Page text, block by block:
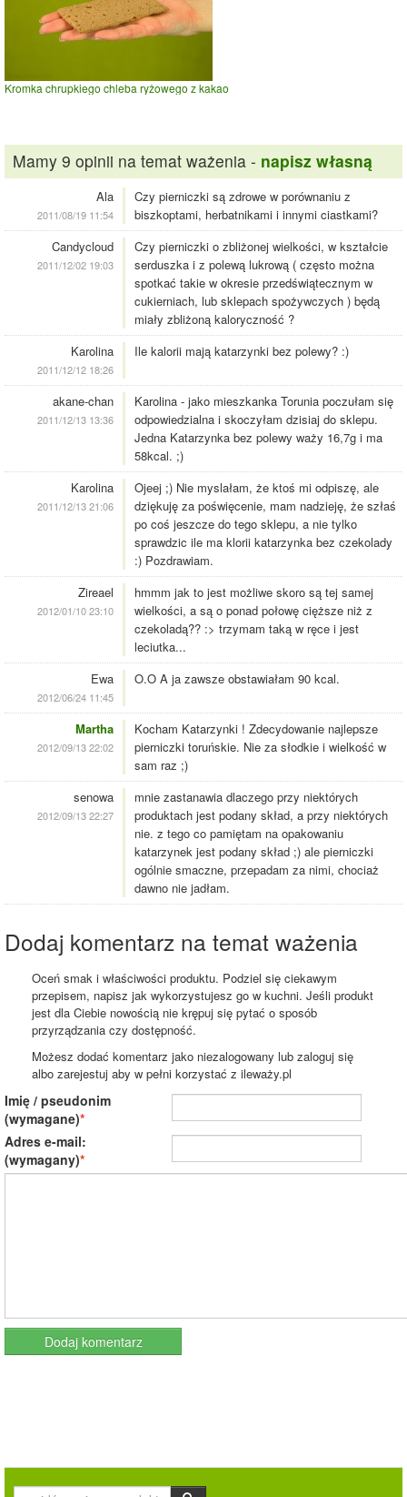
Kromka chrupkiego chleba ryżowego z kakao
Mamy 9 opinii na temat ważenia - napisz własną
Ala
2011/08/19 11:54
Czy pierniczki są zdrowe w porównaniu z
biszkoptami, herbatnikami i innymi ciastkami?
Candycloud
2011/12/02 19:03
Czy pierniczki o zbliżonej wielkości, w kształcie
serduszka i z polewą lukrową ( często można
spotkać takie w okresie przedświątecznym w
cukierniach, lub sklepach spożywczych ) będą
miały zbliżoną kaloryczność ?
Karolina
2011/12/12 18:26
Ile kalorii mają katarzynki bez polewy? :)
akane-chan
2011/12/13 13:36
Karolina - jako mieszkanka Torunia poczułam się
odpowiedzialna i skoczyłam dzisiaj do sklepu.
Jedna Katarzynka bez polewy waży 16,7g i ma
58kcal. ;)
Karolina
2011/12/13 21:06
Ojeej ;) Nie myslałam, że ktoś mi odpiszę, ale
dziękuję za poświęcenie, mam nadzieję, że szłaś
po coś jeszcze do tego sklepu, a nie tylko
sprawdzic ile ma klorii katarzynka bez czekolady
:) Pozdrawiam.
Zireael
2012/01/10 23:10
hmmm jak to jest możliwe skoro są tej samej
wielkości, a są o ponad połowę cięższe niż z
czekoladą?? :> trzymam taką w ręce i jest
leciutka...
Ewa
2012/06/24 11:45
O.O A ja zawsze obstawiałam 90 kcal.
Martha
2012/09/13 22:02
Kocham Katarzynki ! Zdecydowanie najlepsze
pierniczki toruńskie. Nie za słodkie i wielkość w
sam raz ;)
senowa
2012/09/13 22:27
mnie zastanawia dlaczego przy niektórych
produktach jest podany skład, a przy niektórych
nie. z tego co pamiętam na opakowaniu
katarzynek jest podany skład ;) ale pierniczki
ogólnie smaczne, przepadam za nimi, chociaż
dawno nie jadłam.
Dodaj komentarz na temat ważenia
Oceń smak i właściwości produktu. Podziel się ciekawym
przepisem, napisz jak wykorzystujesz go w kuchni. Jeśli produkt
jest dla Ciebie nowością nie krępuj się pytać o sposób
przyrządzania czy dostępność.
Możesz dodać komentarz jako niezalogowany lub zaloguj się
albo zarejestuj aby w pełni korzystać z ileważy.pl
Imię / pseudonim
(wymagane)
Adres e-mail:
(wymagany)